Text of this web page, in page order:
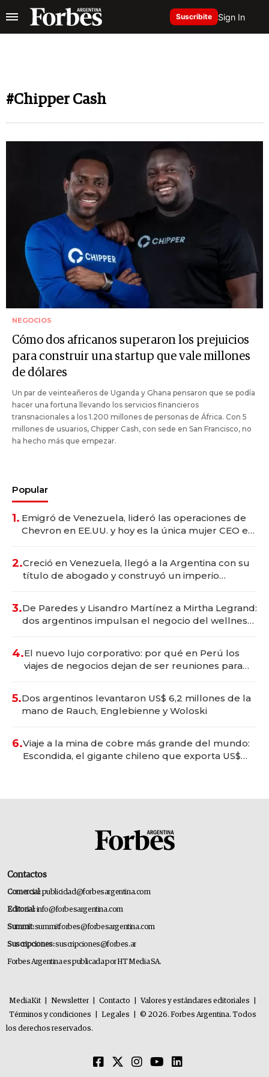
Suscribite Sign In
#Chipper Cash
NEGOCIOS
Cómo dos africanos superaron los prejuicios
para construir una startup que vale millones
de dólares
Un par de veinteañeros de Uganda y Ghana pensaron que se podía
hacer una fortuna llevando los servicios financieros
transnacionales a los 1.200 millones de personas de África. Con 5
millones de usuarios, Chipper Cash, con sede en San Francisco, no
ha hecho más que empezar.
Popular
1. Emigró de Venezuela, lideró las operaciones de
Chevron en EE.UU. y hoy es la única mujer CEO en
2.Creció en Venezuela, llegó a la Argentina con su
título de abogado y construyó un imperio
3.De Paredes y Lisandro Martínez a Mirtha Legrand:
dos argentinos impulsan el negocio del wellness
4.El nuevo lujo corporativo: por qué en Perú los
viajes de negocios dejan de ser reuniones para
5.Dos argentinos levantaron US$ 6,2 millones de la
mano de Rauch, Englebienne y Woloski
6.Viaje a la mina de cobre más grande del mundo:
Escondida, el gigante chileno que exporta US$
Contactos
Comercial:publicidad@forbesargentina.com
Editorial:info@forbesargentina.com
Summit:summitforbes@forbesargentina.com
Suscripciones:suscripciones@forbes.ar
Forbes Argentina es publicada por HT Media SA.
MediaKit Newsletter Contacto Valores y estándares editoriales
Términos y condiciones
Legales
© 2026. Forbes Argentina. Todos
los derechos reservados.